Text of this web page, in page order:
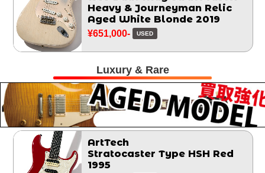
Heavy & Journeyman Relic
Aged White Blonde 2019
¥651,000- USED
Luxury & Rare
ArtTech
Stratocaster Type HSH Red
1995